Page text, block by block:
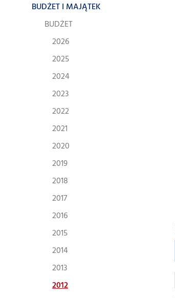
BUDŻET I MAJĄTEK
BUDŻET
2026
2025
2024
2023
2022
2021
2020
2019
2018
2017
2016
2015
2014
2013
2012